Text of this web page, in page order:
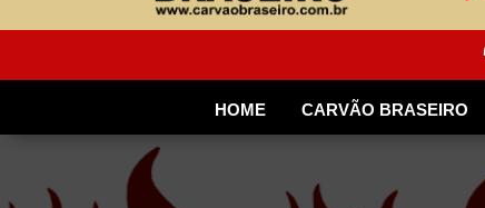
HOME CARVÃO BRASEIRO